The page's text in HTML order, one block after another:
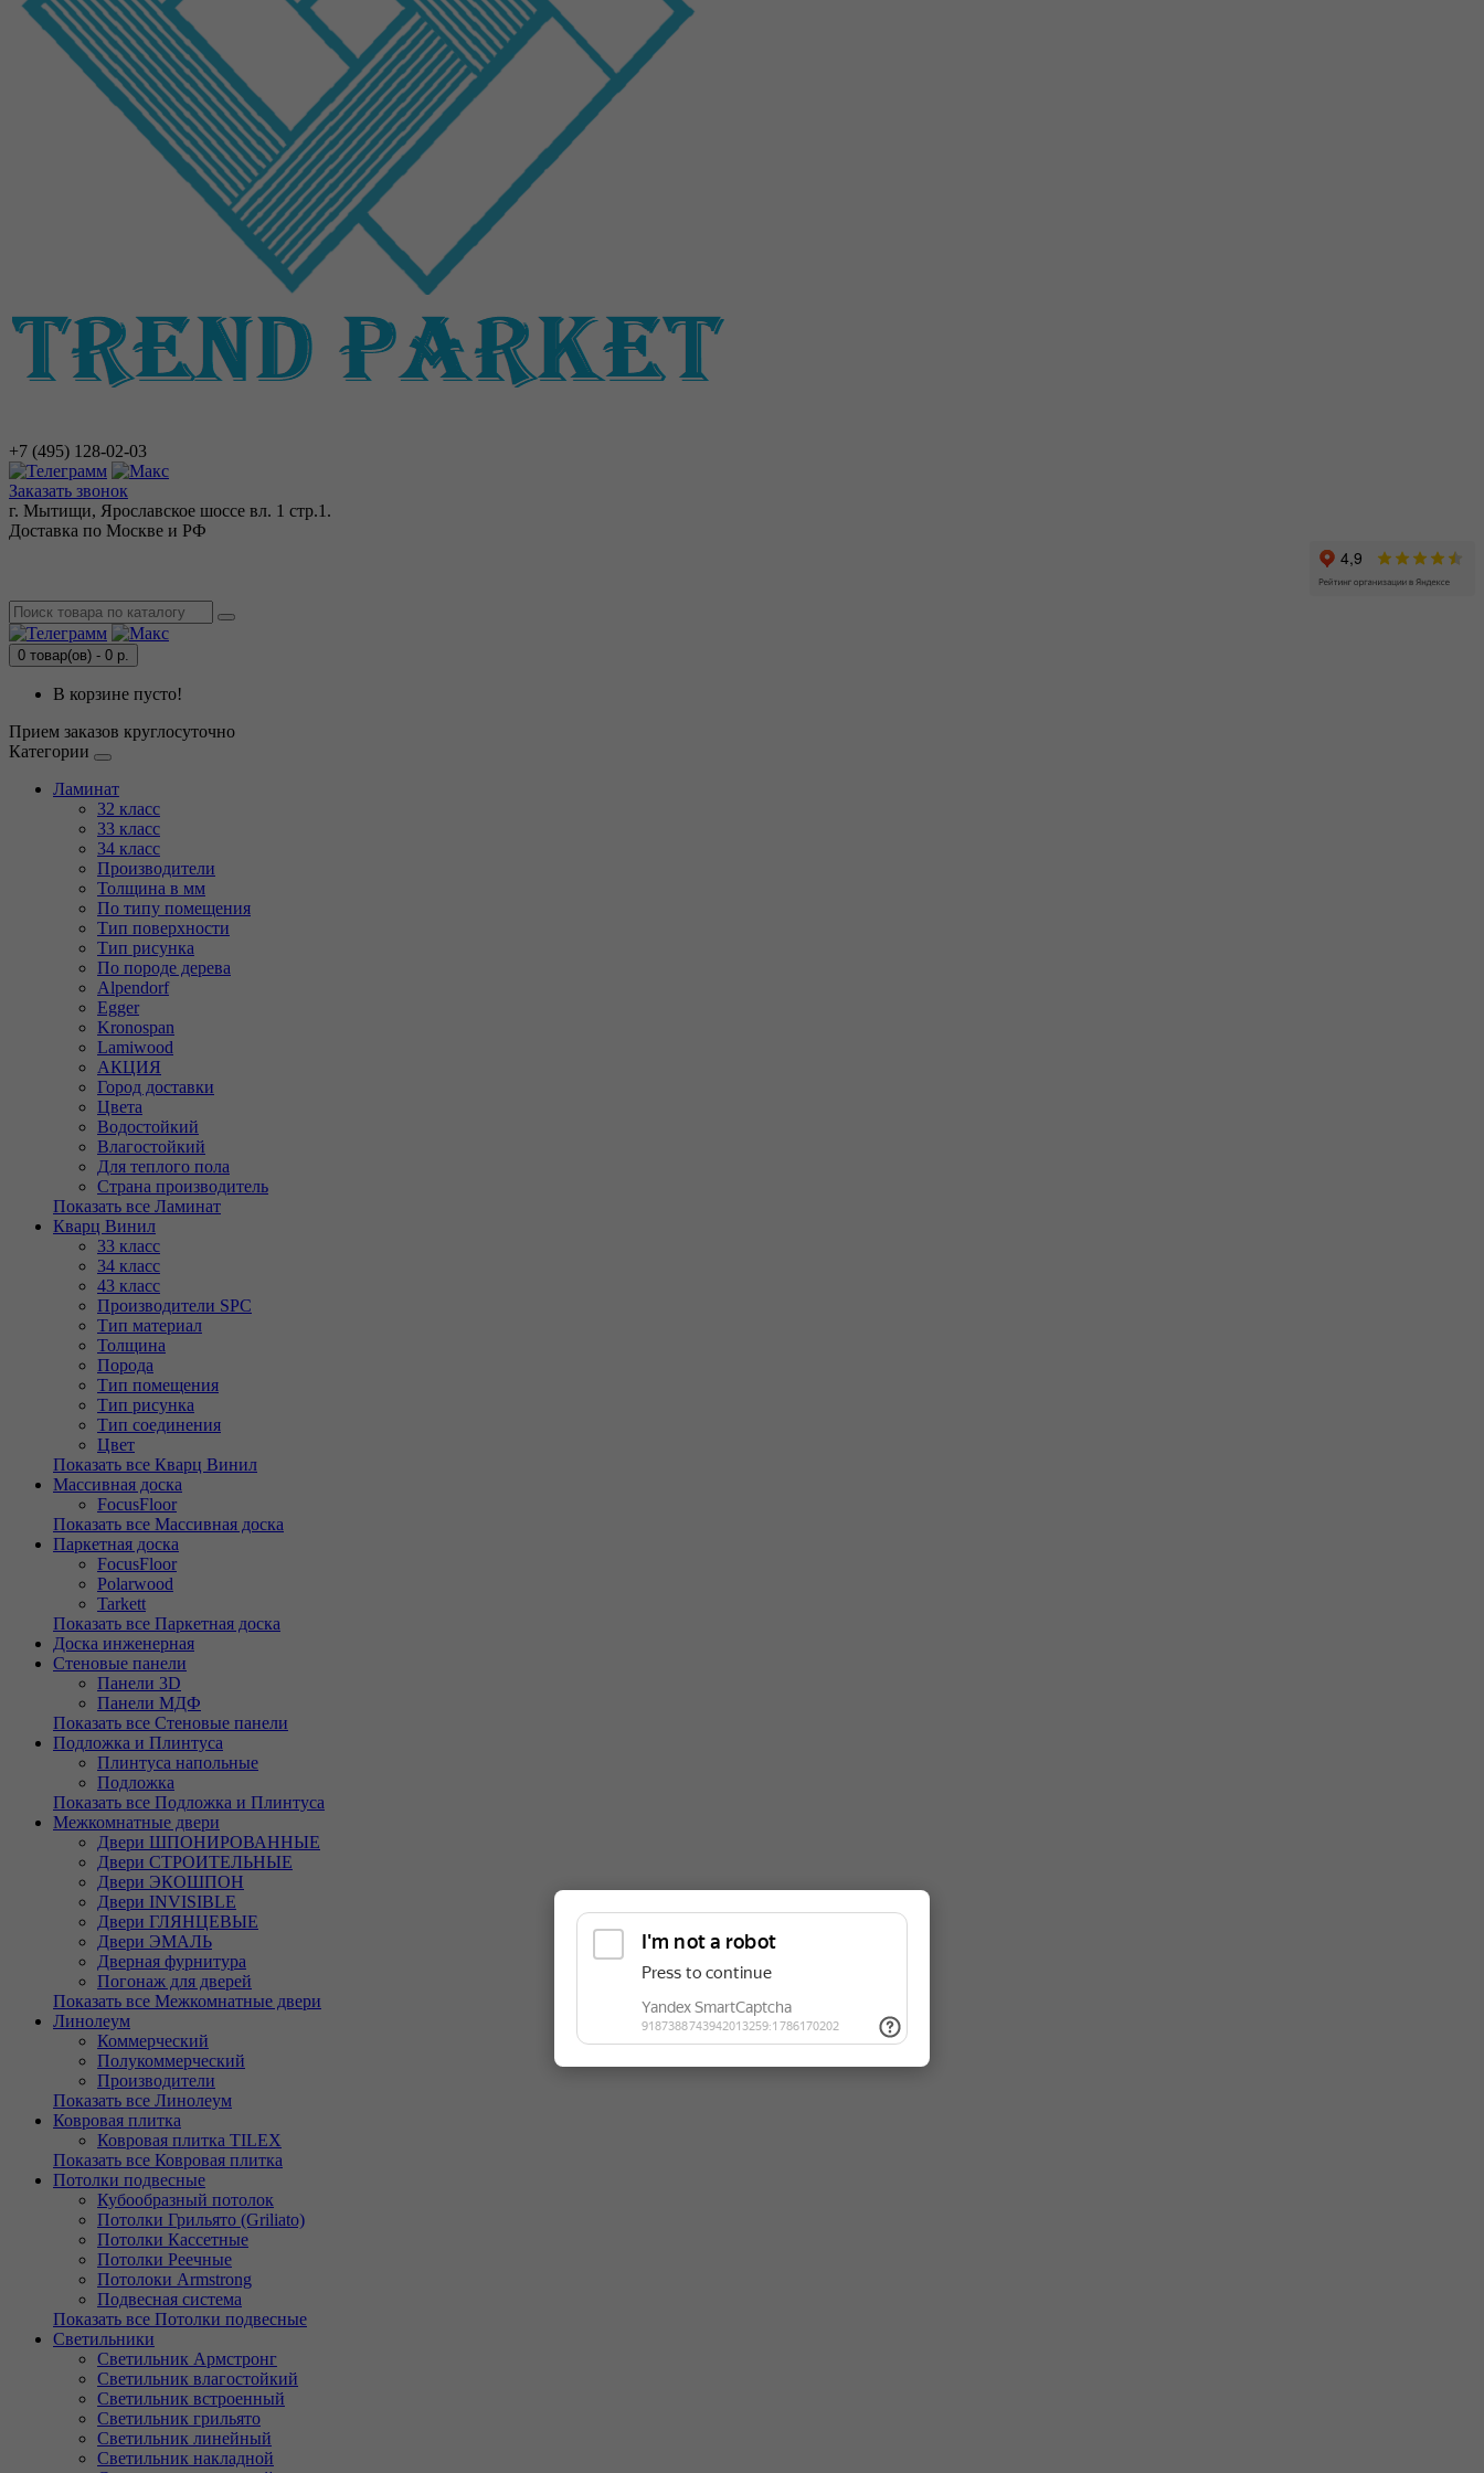
+7 (495) 128-02-03
Заказать звонок
г. Мытищи, Ярославское шоссе вл. 1 стр.1.
Доставка по Москве и РФ
0 товар(ов) - 0 р.
В корзине пусто!
Прием заказов круглосуточно
Категории
Ламинат
32 класс
33 класс
34 класс
Производители
Толщина в мм
По типу помещения
Тип поверхности
Тип рисунка
По породе дерева
Alpendorf
Egger
Kronospan
Lamiwood
АКЦИЯ
Город доставки
Цвета
Водостойкий
Влагостойкий
Для теплого пола
Страна производитель
Показать все Ламинат
Кварц Винил
33 класс
34 класс
43 класс
Производители SPC
Тип материал
Толщина
Порода
Тип помещения
Тип рисунка
Тип соединения
Цвет
Показать все Кварц Винил
Массивная доска
FocusFloor
Показать все Массивная доска
Паркетная доска
FocusFloor
Polarwood
Tarkett
Показать все Паркетная доска
Доска инженерная
Стеновые панели
Панели 3D
Панели МДФ
Показать все Стеновые панели
Подложка и Плинтуса
Плинтуса напольные
Подложка
Показать все Подложка и Плинтуса
Межкомнатные двери
Двери ШПОНИРОВАННЫЕ
Двери СТРОИТЕЛЬНЫЕ
Двери ЭКОШПОН
Двери INVISIBLE
Двери ГЛЯНЦЕВЫЕ
Двери ЭМАЛЬ
Дверная фурнитура
Погонаж для дверей
Показать все Межкомнатные двери
Линолеум
Коммерческий
Полукоммерческий
Производители
Показать все Линолеум
Ковровая плитка
Ковровая плитка TILEX
Показать все Ковровая плитка
Потолки подвесные
Кубообразный потолок
Потолки Грильято (Griliato)
Потолки Кассетные
Потолки Реечные
Потолоки Armstrong
Подвесная система
Показать все Потолки подвесные
Светильники
Светильник Армстронг
Светильник влагостойкий
Светильник встроенный
Светильник грильято
Светильник линейный
Светильник накладной